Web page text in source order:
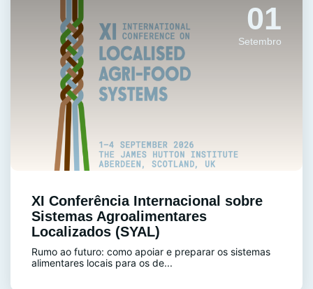
01
Setembro
XI Conferência Internacional sobre
Sistemas Agroalimentares
Localizados (SYAL)
Rumo ao futuro: como apoiar e preparar os sistemas
alimentares locais para os de...